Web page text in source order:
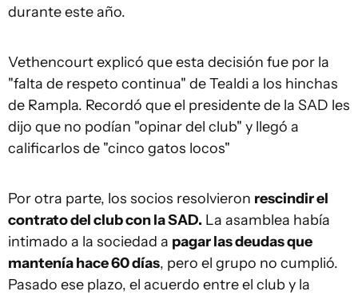
durante este año.
Vethencourt explicó que esta decisión fue por la
"falta de respeto continua" de Tealdi a los hinchas
de Rampla. Recordó que el presidente de la SAD les
dijo que no podían "opinar del club" y llegó a
calificarlos de "cinco gatos locos"
Por otra parte, los socios resolvieron rescindir el
contrato del club con la SAD. La asamblea había
intimado a la sociedad a pagar las deudas que
mantenía hace 60 días, pero el grupo no cumplió.
Pasado ese plazo, el acuerdo entre el club y la